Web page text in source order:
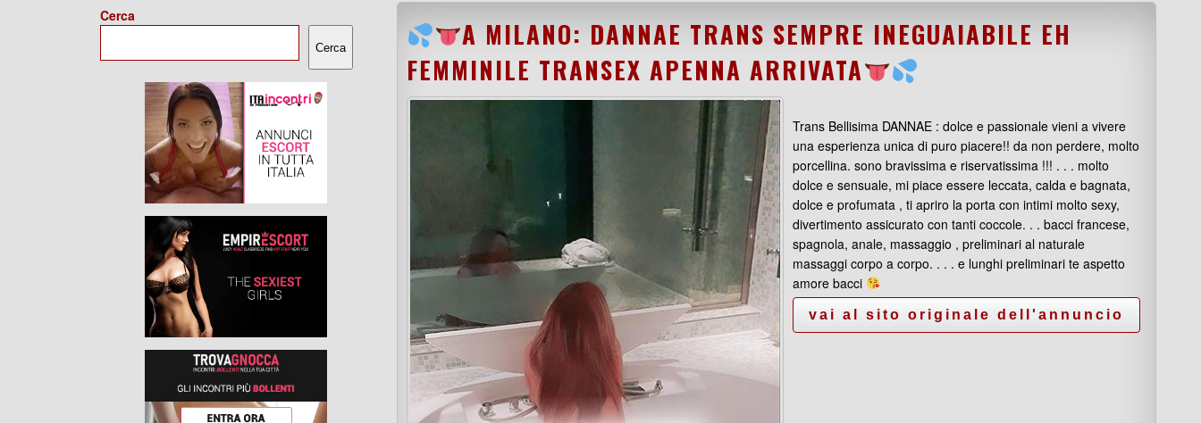
A MILANO: DANNAE TRANS SEMPRE INEGUAIABILE EH
FEMMINILE TRANSEX APENNA ARRIVATA
Trans Bellisima DANNAE : dolce e passionale vieni a vivere
una esperienza unica di puro piacere!! da non perdere, molto
porcellina. sono bravissima e riservatissima !!! . . . molto
dolce e sensuale, mi piace essere leccata, calda e bagnata,
dolce e profumata , ti apriro la porta con intimi molto sexy,
divertimento assicurato con tanti coccole. . . bacci francese,
spagnola, anale, massaggio , preliminari al naturale
massaggi corpo a corpo. . . . e lunghi preliminari te aspetto
amore bacci
Cerca
Cerca